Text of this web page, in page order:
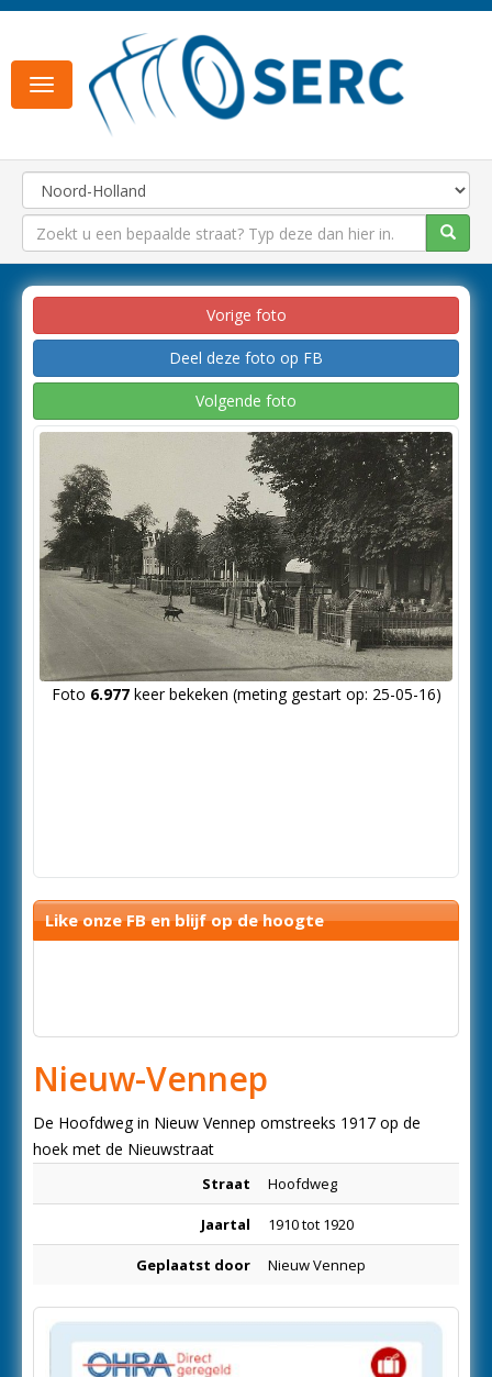
Toggle
navigation
Vorige foto
Deel deze foto op FB
Volgende foto
Foto 6.977keer bekeken (meting gestart op: 25-05-16)
Like onze FB en blijf op de hoogte
Nieuw-Vennep
De Hoofdweg in Nieuw Vennep omstreeks 1917 op de
hoek met de Nieuwstraat
Straat Hoofdweg
Jaartal 1910 tot 1920
Geplaatst door Nieuw Vennep